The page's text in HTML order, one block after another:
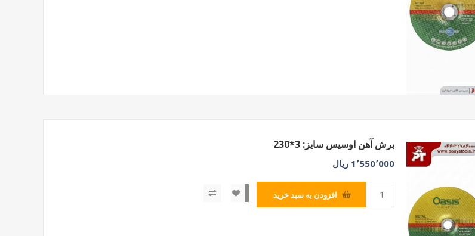
برش آهن اوسیس سایز: 3*230
1٬550٬000 ریال
افزودن به سبد خرید